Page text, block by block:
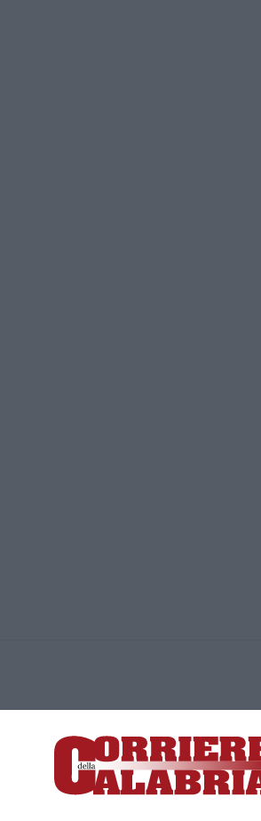
Terme (CZ)
responsabile Paola Militano |Privacy